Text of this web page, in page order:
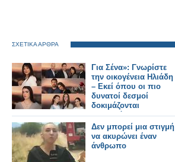
ΣΧΕΤΙΚΑ ΑΡΘΡΑ
Για Σένα»: Γνωρίστε
την οικογένεια Ηλιάδη
– Εκεί όπου οι πιο
δυνατοί δεσμοί
δοκιμάζονται
περισσότερο !
Δεν μπορεί μια στιγμή
να ακυρώνει έναν
άνθρωπο